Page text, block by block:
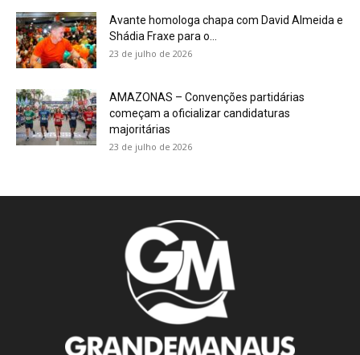
Avante homologa chapa com David Almeida e
Shádia Fraxe para o...
23 de julho de 2026
AMAZONAS – Convenções partidárias
começam a oficializar candidaturas
majoritárias
23 de julho de 2026